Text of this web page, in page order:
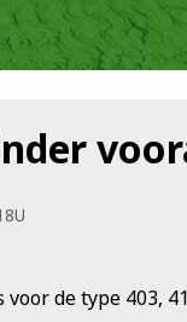
de type 403,